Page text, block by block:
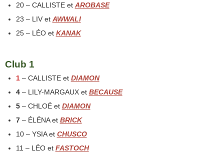
20 – CALLISTE et AROBASE
23 – LIV et AWWALI
25 – LÉO et KANAK
Club 1
1 – CALLISTE et DIAMON
4– LILY-MARGAUX et BECAUSE
5– CHLOÉ et DIAMON
7– ÉLÉNA et BRICK
10 – YSIA et CHUSCO
11 – LÉO et FASTOCH